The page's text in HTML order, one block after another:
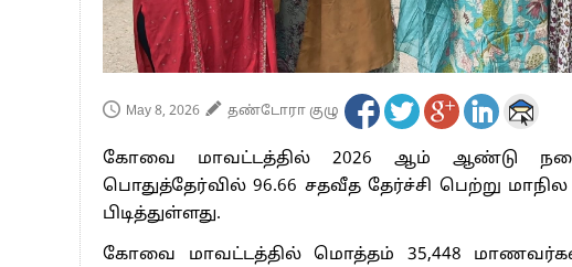
May 8, 2026 தண்டோரா குழு
கோவை மாவட்டத்தில் 2026 ஆம் ஆண்டு
பொதுத்தேர்வில் 96.66 சதவீத தேர்ச்சி பெற்று
பிடித்துள்ளது.
கோவை மாவட்டத்தில் மொத்தம் 35,448 மாணவர்கள்